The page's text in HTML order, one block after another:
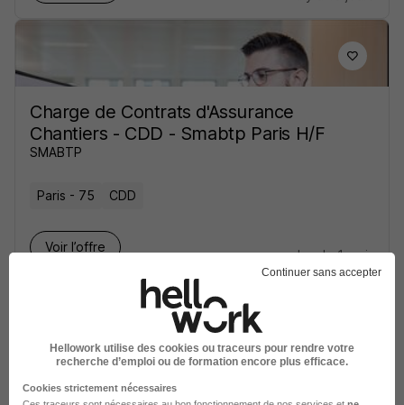
Charge de Contrats d'Assurance
Chantiers - CDD - Smabtp Paris H/F
SMABTP
Paris - 75 CDD
Voir l’offre
plus de 1 mois
Gestionnaire de Contrat Clients
France-Belgique H/F
Continuer sans accepter
Hellowork utilise des cookies ou traceurs pour rendre votre
recherche d’emploi ou de formation encore plus efficace.
Cookies strictement nécessaires